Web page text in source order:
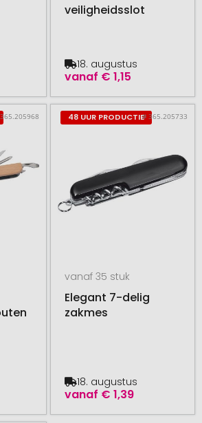
veiligheidsslot
vanaf € 1,15
18. augustus
48 UUR PRODUCTIE# 365.205733
vanaf 35 stuk
Elegant 7-delig
zakmes
vanaf € 1,39
18. augustus